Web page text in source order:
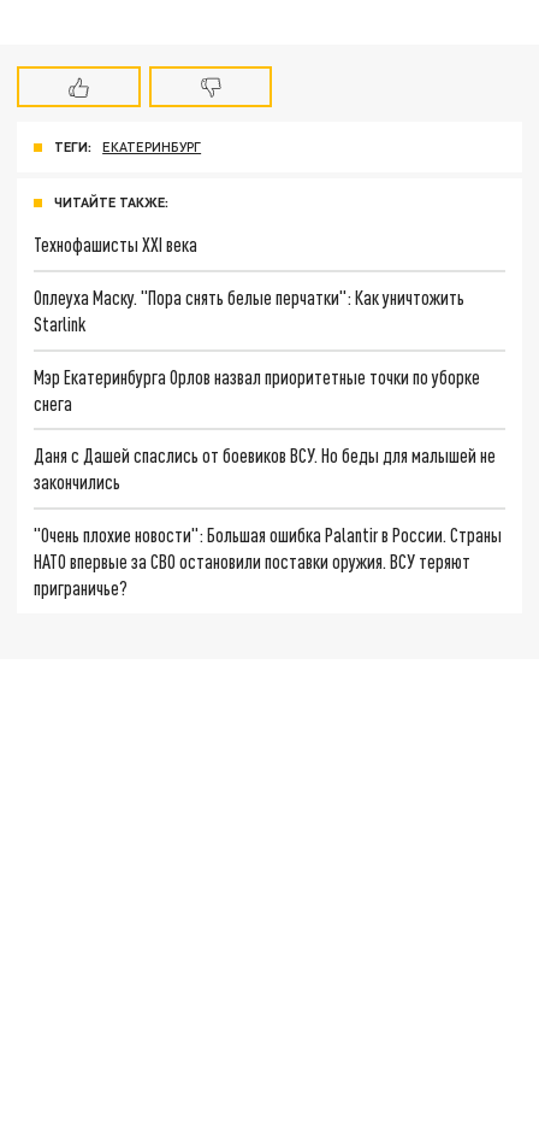
ТЕГИ: ЕКАТЕРИНБУРГ
ЧИТАЙТЕ ТАКЖЕ:
Технофашисты XXI века
Оплеуха Маску. "Пора снять белые перчатки": Как уничтожить
Starlink
Мэр Екатеринбурга Орлов назвал приоритетные точки по уборке
снега
Даня с Дашей спаслись от боевиков ВСУ. Но беды для малышей не
закончились
"Очень плохие новости": Большая ошибка Palantir в России. Страны
НАТО впервые за СВО остановили поставки оружия. ВСУ теряют
приграничье?